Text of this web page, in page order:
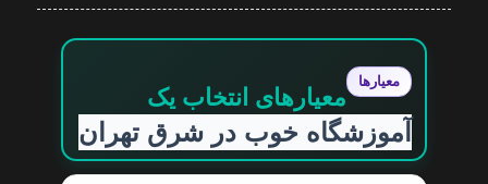
معیارها
معیارهای انتخاب یک
آموزشگاه خوب در شرق تهران